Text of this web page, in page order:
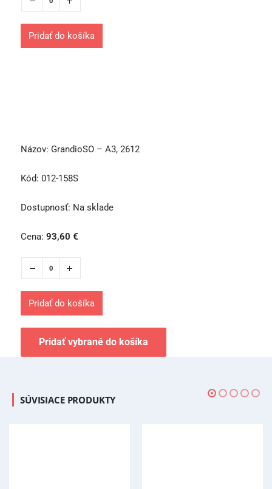
Pridať do košíka
Názov: GrandioSO – A3, 2612
Kód: 012-158S
Dostupnosť: Na sklade
Cena: 93,60 €
Pridať do košíka
Pridať vybrané do košíka
SÚVISIACE PRODUKTY